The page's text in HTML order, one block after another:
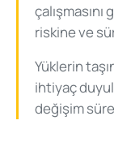
riskine ve
Yüklerin
ihtiyaç
değişim